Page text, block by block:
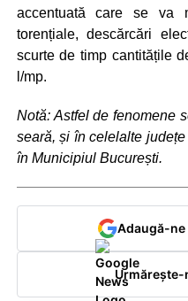
accentuată care se va
torențiale, descărcări
scurte de timp cantitățile
l/mp.
Notă: Astfel de fenomene
seară, și în celelalte
în Municipiul București.
Adaugă-ne
Urmărește-